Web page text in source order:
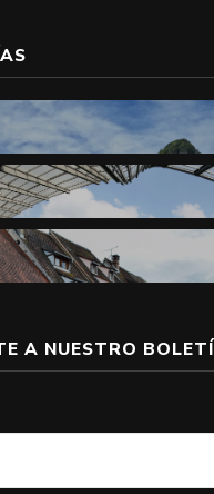
A NUESTRO